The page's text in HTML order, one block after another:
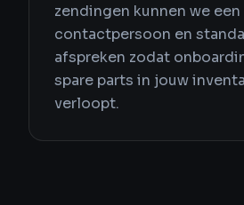
zendingen kunnen we
contactpersoon en
afspreken zodat
spare parts in jouw
verloopt.